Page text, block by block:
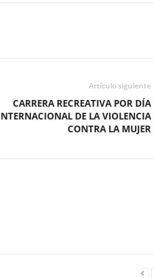
Artículo siguiente
CARRERA RECREATIVA POR DÍA
DE LA VIOLENCIA
CONTRA LA MUJER